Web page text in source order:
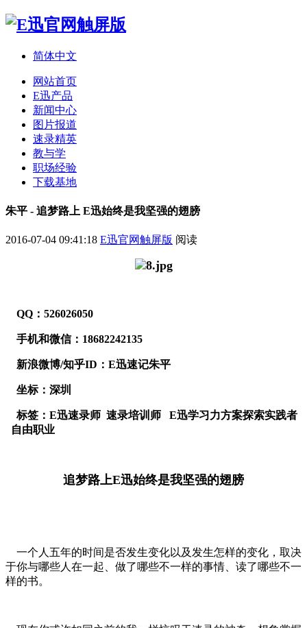
简体中文
网站首页
E迅产品
新闻中心
图片报道
速录精英
教与学
职场经验
下载基地
朱平 - 追梦路上 E迅始终是我坚强的翅膀
2016-07-04 09:41:18 E迅官网触屏版 阅读
QQ：526026050
手机和微信：18682242135
新浪微博/知乎ID：E迅速记朱平
坐标：深圳
标签：E迅速录师 速录培训师 E迅学习力方案探索实践者
自由职业
追梦路上E迅始终是我坚强的翅膀
一个人五年的时间是否发生变化以及发生怎样的变化，取决
于你与哪些人在一起、做了哪些不一样的事情、读了哪些不一
样的书。